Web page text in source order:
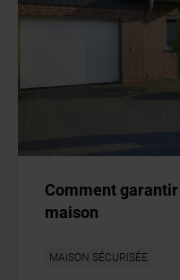
Comment
maison
MAISON SÉCURISÉE